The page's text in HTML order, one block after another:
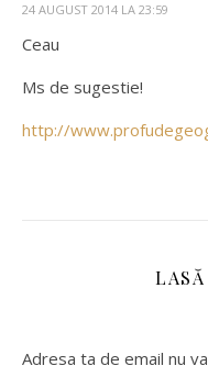
24 AUGUST 2014 LA 23:59
Ceau
Ms de sugestie!
http://
Adresa ta de email nu